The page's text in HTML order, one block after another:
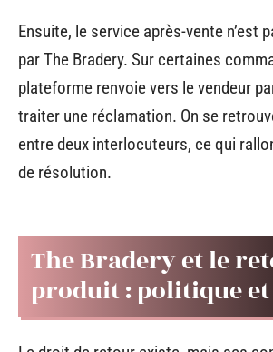
Ensuite, le service après-vente n’est
par The Bradery. Sur certaines
plateforme renvoie vers le vendeur
traiter une réclamation. On se
entre deux interlocuteurs, ce qui
de résolution.
The Bradery et le
produit : politique